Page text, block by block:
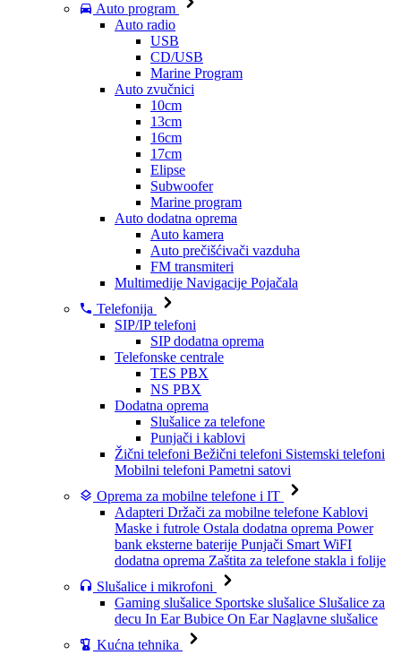
Auto program
Auto radio
USB
CD/USB
Marine Program
Auto zvučnici
10cm
13cm
16cm
17cm
Elipse
Subwoofer
Marine program
Auto dodatna oprema
Auto kamera
Auto prečišćivači vazduha
FM transmiteri
Multimedije Navigacije Pojačala
Telefonija
SIP/IP telefoni
SIP dodatna oprema
Telefonske centrale
TES PBX
NS PBX
Dodatna oprema
Slušalice za telefone
Punjači i kablovi
Žični telefoni Bežični telefoni Sistemski telefoni
Mobilni telefoni Pametni satovi
Oprema za mobilne telefone i IT
Adapteri Držači za mobilne telefone Kablovi
Maske i futrole Ostala dodatna oprema Power
bank eksterne baterije Punjači Smart WiFI
dodatna oprema Zaštita za telefone stakla i folije
Slušalice i mikrofoni
Gaming slušalice Sportske slušalice Slušalice za
decu In Ear Bubice On Ear Naglavne slušalice
Kućna tehnika